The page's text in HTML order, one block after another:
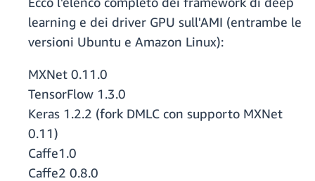
learning e dei driver GPU sull'AMI (entrambe le
versioni Ubuntu e Amazon Linux):
MXNet 0.11.0
TensorFlow 1.3.0
Keras 1.2.2 (fork DMLC con supporto MXNet
0.11)
Caffe1.0
Caffe2 0.8.0